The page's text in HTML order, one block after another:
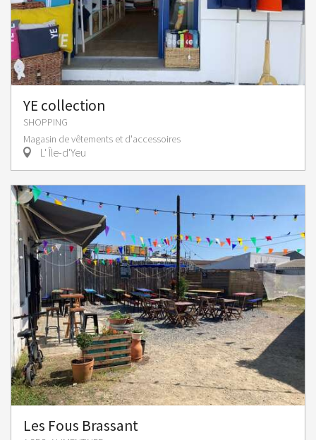
YE collection
SHOPPING
Magasin de vêtements et d'accessoires
L' Île-d'Yeu
Les Fous Brassant